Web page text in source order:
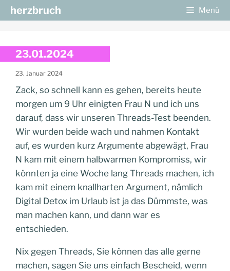
Zum
Inhalt
herzbruch Menü
23.01.2024
23. Januar 2024
Zack, so schnell kann es gehen, bereits heute
morgen um 9 Uhr einigten Frau N und ich uns
darauf, dass wir unseren Threads-Test beenden.
Wir wurden beide wach und nahmen Kontakt
auf, es wurden kurz Argumente abgewägt, Frau
N kam mit einem halbwarmen Kompromiss, wir
könnten ja eine Woche lang Threads machen, ich
kam mit einem knallharten Argument, nämlich
Digital Detox im Urlaub ist ja das Dümmste, was
man machen kann, und dann war es
entschieden.
Nix gegen Threads, Sie können das alle gerne
machen, sagen Sie uns einfach Bescheid, wenn